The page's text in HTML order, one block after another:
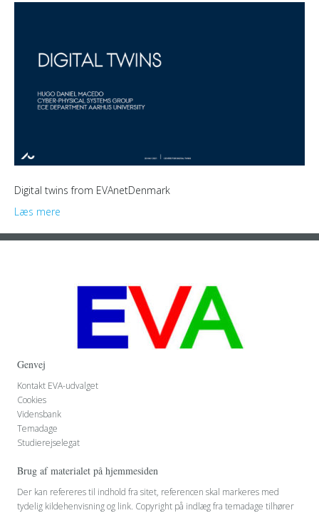
Digital twins from EVAnetDenmark
Læs mere
Genvej
Kontakt EVA-udvalget
Cookies
Vidensbank
Temadage
Studierejselegat
Brug af materialet på hjemmesiden
Der kan refereres til indhold fra sitet, referencen skal markeres med
tydelig kildehenvisning og link. Copyright på indlæg fra temadage tilhører